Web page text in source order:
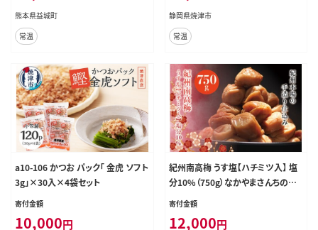
熊本県益城町
常温
静岡県焼津市
常温
a10-106 かつお パック「 金虎 ソフト
3g」×30入×4袋セット
寄付金額
10,000円
紀州南高梅 うす塩【ハチミツ入】 塩
分10%（750g）なかやまさんちの梅
干 うめ ウメ 梅干し【nky006-175k】
寄付金額
12,000円